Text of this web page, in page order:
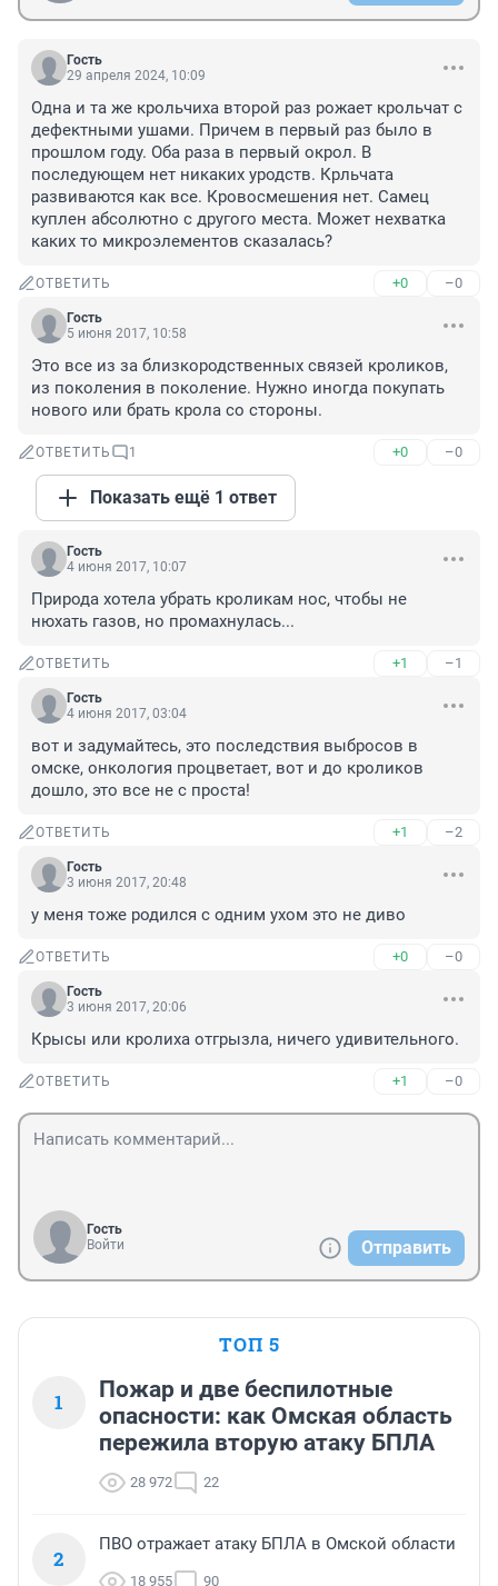
Гость
29 апреля 2024, 10:09
Одна и та же крольчиха второй раз рожает крольчат с
дефектными ушами. Причем в первый раз было в
прошлом году. Оба раза в первый окрол. В
последующем нет никаких уродств. Крльчата
развиваются как все. Кровосмешения нет. Самец
куплен абсолютно с другого места. Может нехватка
каких то микроэлементов сказалась?
ОТВЕТИТЬ +0 –0
Гость
5 июня 2017, 10:58
Это все из за близкородственных связей кроликов,
из поколения в поколение. Нужно иногда покупать
нового или брать крола со стороны.
ОТВЕТИТЬ 1 +0 –0
Показать ещё 1 ответ
Гость
4 июня 2017, 10:07
Природа хотела убрать кроликам нос, чтобы не
нюхать газов, но промахнулась...
ОТВЕТИТЬ +1 –1
Гость
4 июня 2017, 03:04
вот и задумайтесь, это последствия выбросов в
омске, онкология процветает, вот и до кроликов
дошло, это все не с проста!
ОТВЕТИТЬ +1 –2
Гость
3 июня 2017, 20:48
у меня тоже родился с одним ухом это не диво
ОТВЕТИТЬ +0 –0
Гость
3 июня 2017, 20:06
Крысы или кролиха отгрызла, ничего удивительного.
ОТВЕТИТЬ +1 –0
Гость
Войти
Отправить
ТОП 5
1
Пожар и две беспилотные
опасности: как Омская область
пережила вторую атаку БПЛА
28 972 22
2
ПВО отражает атаку БПЛА в Омской области
18 955 90